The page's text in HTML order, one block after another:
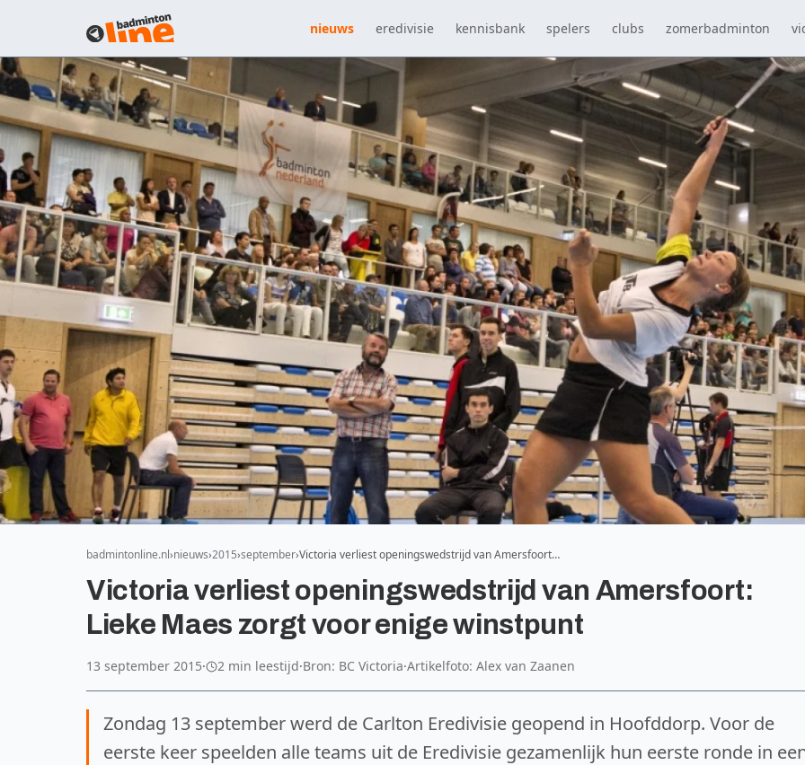
nieuws eredivisie kennisbank spelers clubs zomerbadminton
badmintonline.nl nieuws 2015 september Victoria verliest openingswedstrijd van Amersfoort…
Victoria verliest openingswedstrijd van Amersfoort:
Lieke Maes zorgt voor enige winstpunt
13 september 2015· 2 min leestijd·Bron: BC Victoria·Artikelfoto: Alex van Zaanen
Zondag 13 september werd de Carlton Eredivisie geopend in Hoofddorp. Voor de
eerste keer speelden alle teams uit de Eredivisie gezamenlijk hun eerste ronde in